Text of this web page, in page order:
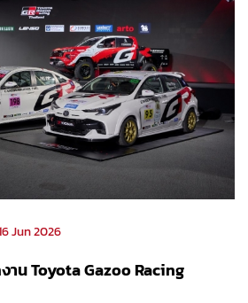
Jun 2026
าน Toyota Gazoo Racing